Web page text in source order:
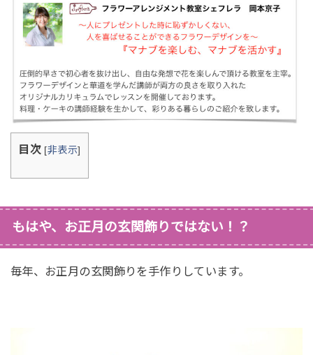
目次 [非表示]
もはや、お正月の玄関飾りではない！？
毎年、お正月の玄関飾りを手作りしています。